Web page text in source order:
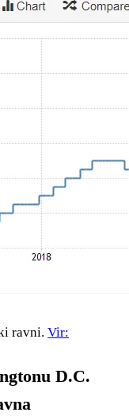
ravni. Vir:
D.C.